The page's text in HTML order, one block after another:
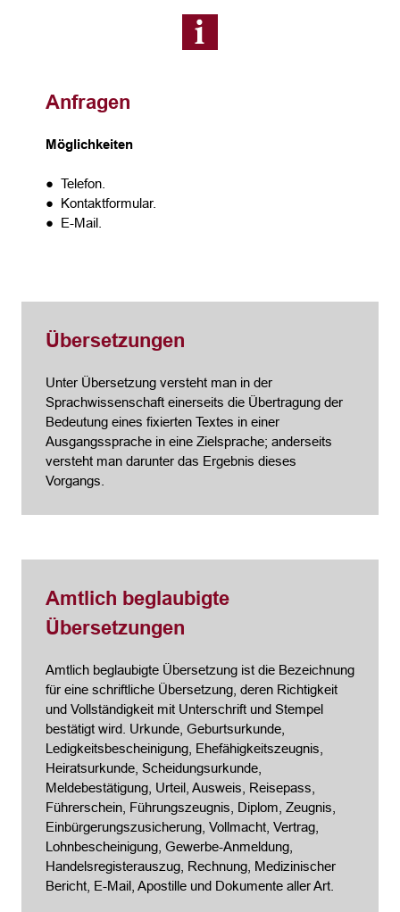
Anfragen
Möglichkeiten
● Telefon.
● Kontaktformular.
● E-Mail.
Übersetzungen
Unter Übersetzung versteht man in der
Sprachwissenschaft einerseits die Übertragung der
Bedeutung eines fixierten Textes in einer
Ausgangssprache in eine Zielsprache; anderseits
versteht man darunter das Ergebnis dieses
Vorgangs.
Amtlich beglaubigte
Übersetzungen
Amtlich beglaubigte Übersetzung ist die Bezeichnung
für eine schriftliche Übersetzung, deren Richtigkeit
und Vollständigkeit mit Unterschrift und Stempel
bestätigt wird. Urkunde, Geburtsurkunde,
Ledigkeitsbescheinigung, Ehefähigkeitszeugnis,
Heiratsurkunde, Scheidungsurkunde,
Meldebestätigung, Urteil, Ausweis, Reisepass,
Führerschein, Führungszeugnis, Diplom, Zeugnis,
Einbürgerungszusicherung, Vollmacht, Vertrag,
Lohnbescheinigung, Gewerbe-Anmeldung,
Handelsregisterauszug, Rechnung, Medizinischer
Bericht, E-Mail, Apostille und Dokumente aller Art.